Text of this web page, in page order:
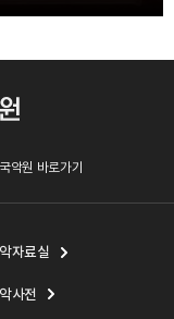
악원 바로가기
자료실
사전